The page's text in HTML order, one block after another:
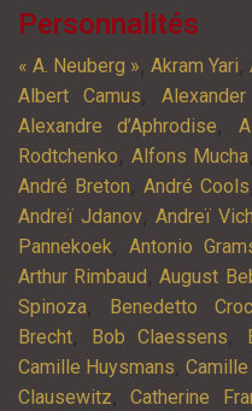
Personnalités
« A. Neuberg », Akram Yari,
Albert Camus,
Alexandre d’Aphrodise,
Rodtchenko, Alfons Mucha
André Breton, André Cools
Andreï Jdanov, Andreï
Pannekoek,Antonio
Arthur Rimbaud ,August
Spinoza, Benedetto
Brecht, Bob Claessens,
Camille Huysmans,
Clausewitz,Catherine